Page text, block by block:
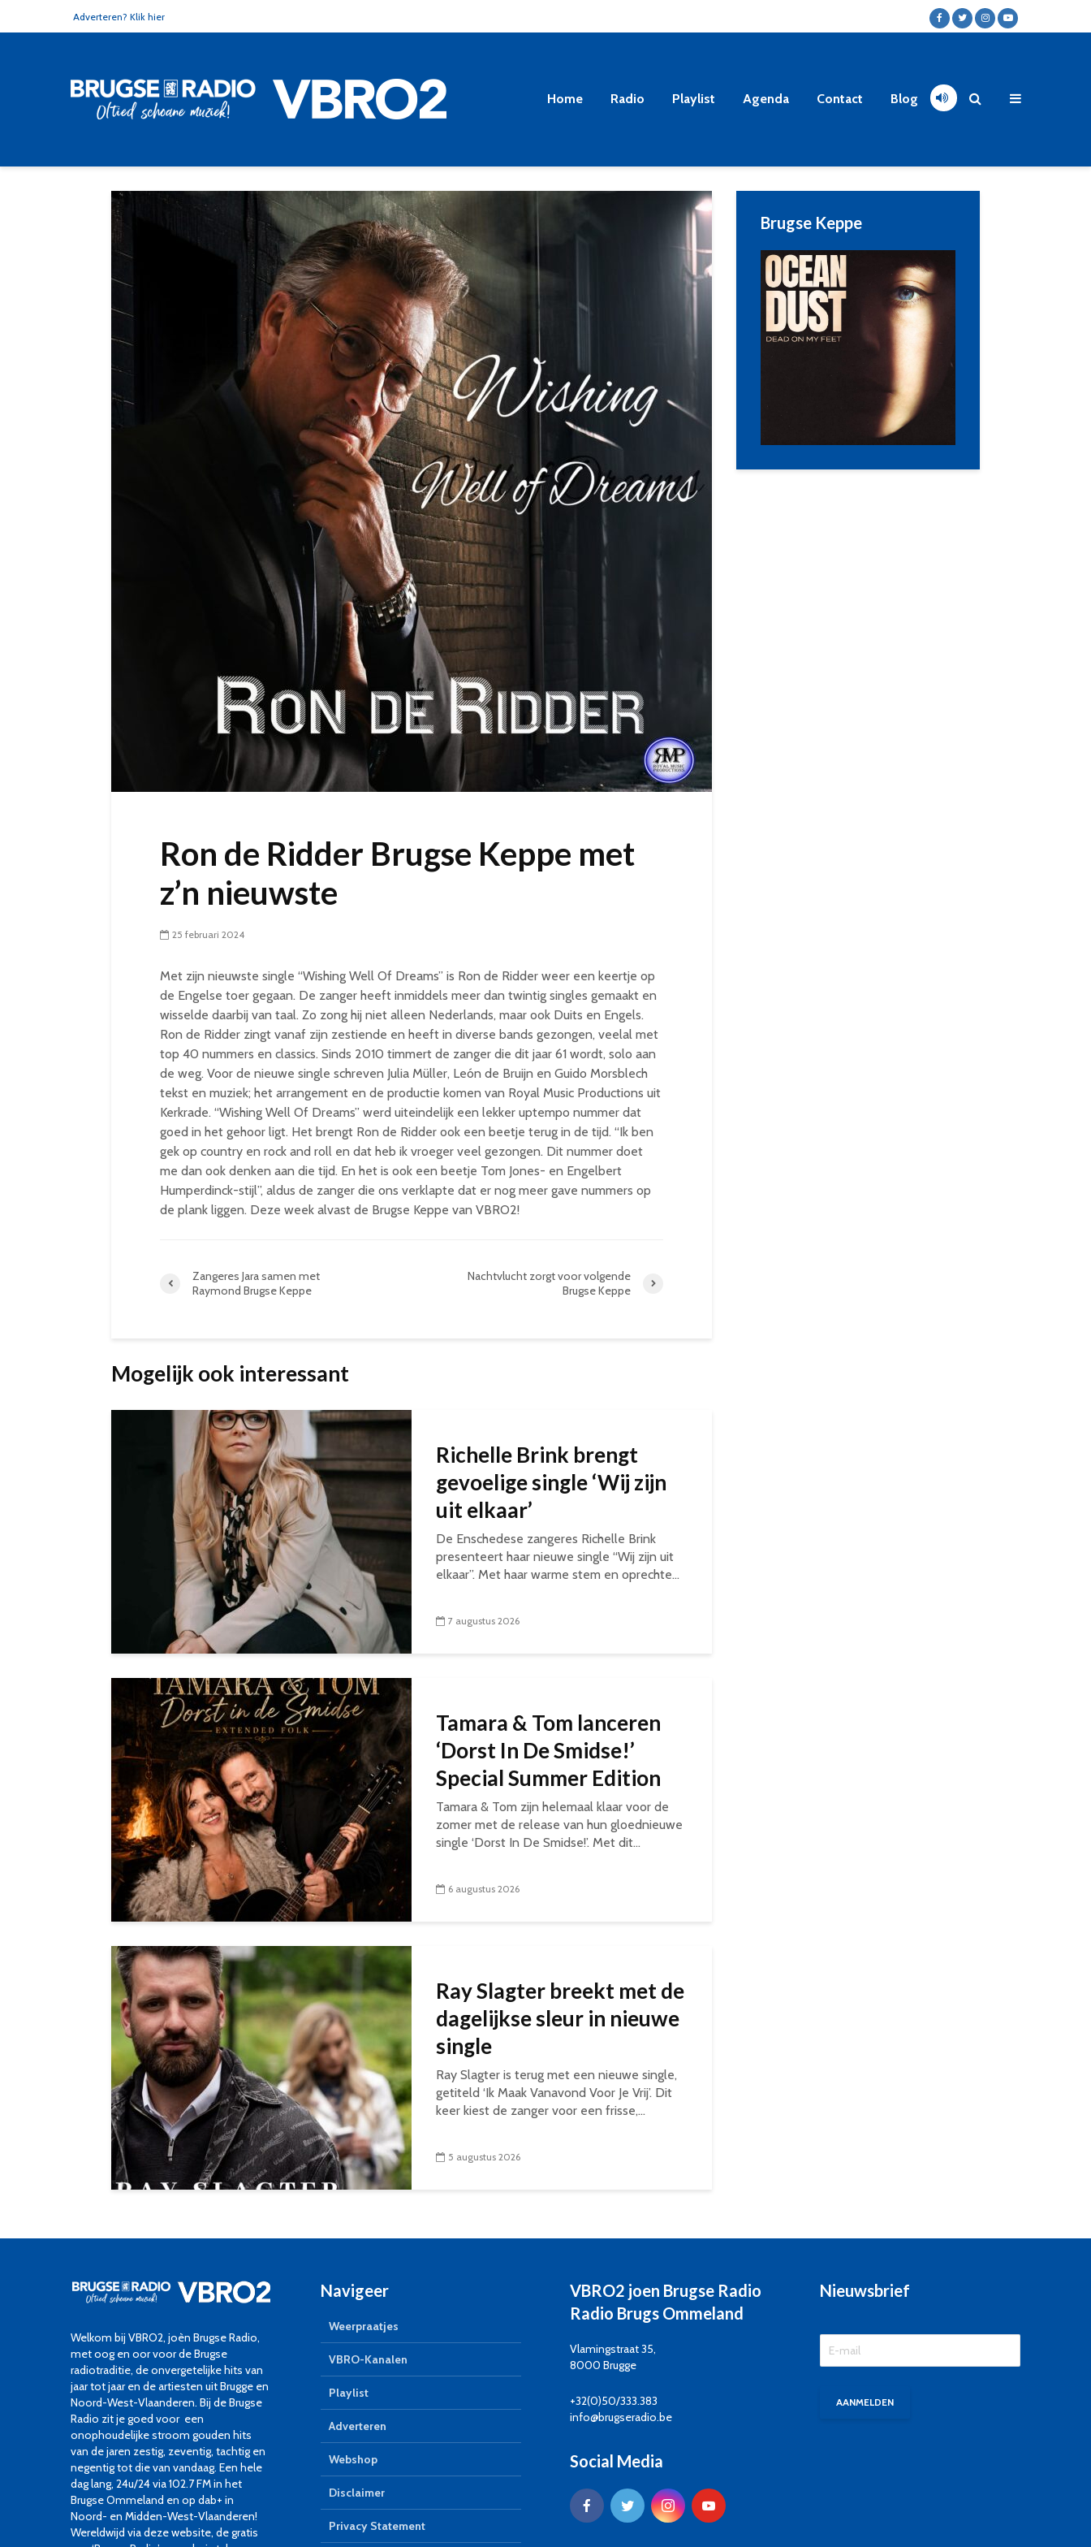
Adverteren? Klik hier
Home Radio Playlist Agenda Contact Blog
Ron de Ridder Brugse Keppe met
z’n nieuwste
25 februari 2024
Met zijn nieuwste single “Wishing Well Of Dreams” is Ron de Ridder weer een keertje op
de Engelse toer gegaan. De zanger heeft inmiddels meer dan twintig singles gemaakt en
wisselde daarbij van taal. Zo zong hij niet alleen Nederlands, maar ook Duits en Engels.
Ron de Ridder zingt vanaf zijn zestiende en heeft in diverse bands gezongen, veelal met
top 40 nummers en classics. Sinds 2010 timmert de zanger die dit jaar 61 wordt, solo aan
de weg. Voor de nieuwe single schreven Julia Müller, León de Bruijn en Guido Morsblech
tekst en muziek; het arrangement en de productie komen van Royal Music Productions uit
Kerkrade. “Wishing Well Of Dreams” werd uiteindelijk een lekker uptempo nummer dat
goed in het gehoor ligt. Het brengt Ron de Ridder ook een beetje terug in de tijd. “Ik ben
gek op country en rock and roll en dat heb ik vroeger veel gezongen. Dit nummer doet
me dan ook denken aan die tijd. En het is ook een beetje Tom Jones- en Engelbert
Humperdinck-stijl”, aldus de zanger die ons verklapte dat er nog meer gave nummers op
de plank liggen. Deze week alvast de Brugse Keppe van VBRO2!
Zangeres Jara samen met
Raymond Brugse Keppe
Nachtvlucht zorgt voor volgende
Brugse Keppe
Mogelijk ook interessant
Richelle Brink brengt
gevoelige single ‘Wij zijn
uit elkaar’
De Enschedese zangeres Richelle Brink
presenteert haar nieuwe single “Wij zijn uit
elkaar”. Met haar warme stem en oprechte...
7 augustus 2026
Tamara & Tom lanceren
‘Dorst In De Smidse!’
Special Summer Edition
Tamara & Tom zijn helemaal klaar voor de
zomer met de release van hun gloednieuwe
single ‘Dorst In De Smidse!’. Met dit...
6 augustus 2026
Ray Slagter breekt met de
dagelijkse sleur in nieuwe
single
Ray Slagter is terug met een nieuwe single,
getiteld ‘Ik Maak Vanavond Voor Je Vrij’. Dit
keer kiest de zanger voor een frisse,...
5 augustus 2026
Brugse Keppe
Welkom bij VBRO2, joèn Brugse Radio,
met oog en oor voor de Brugse
radiotraditie, de onvergetelijke hits van
jaar tot jaar en de artiesten uit Brugge en
Noord-West-Vlaanderen. Bij de Brugse
Radio zit je goed voor een
onophoudelijke stroom gouden hits
van de jaren zestig, zeventig, tachtig en
negentig tot die van vandaag. Een hele
dag lang, 24u/24 via 102.7 FM in het
Brugse Ommeland en op dab+ in
Noord- en Midden-West-Vlaanderen!
Wereldwijd via deze website, de gratis
Navigeer
Weerpraatjes
VBRO-Kanalen
Playlist
Adverteren
Webshop
Disclaimer
Privacy Statement
VBRO2 joen Brugse Radio
Radio Brugs Ommeland
Vlamingstraat 35,
8000 Brugge
+32(0)50/333.383
info@brugseradio.be
Social Media
Nieuwsbrief